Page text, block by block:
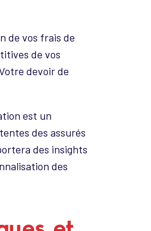
de vos frais de
de vos
devoir de
est un
des assurés
des insights
des